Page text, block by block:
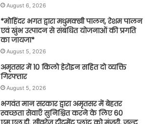
August 6, 2026
*मोहिंदर भगत द्वारा मधुमक्खी पालन, रेशम पालन
एवं खुंभ उत्पादन से संबंधित योजनाओं की प्रगति
का जायजा*
August 5, 2026
अमृतसर में 10 किलो हेरोइन सहित दो व्यक्ति
गिरफ्तार
August 5, 2026
भगवंत मान सरकार द्वारा अमृतसर में बेहतर
स्वच्छता सेवाएँ सुनिश्चित करने के लिए 60